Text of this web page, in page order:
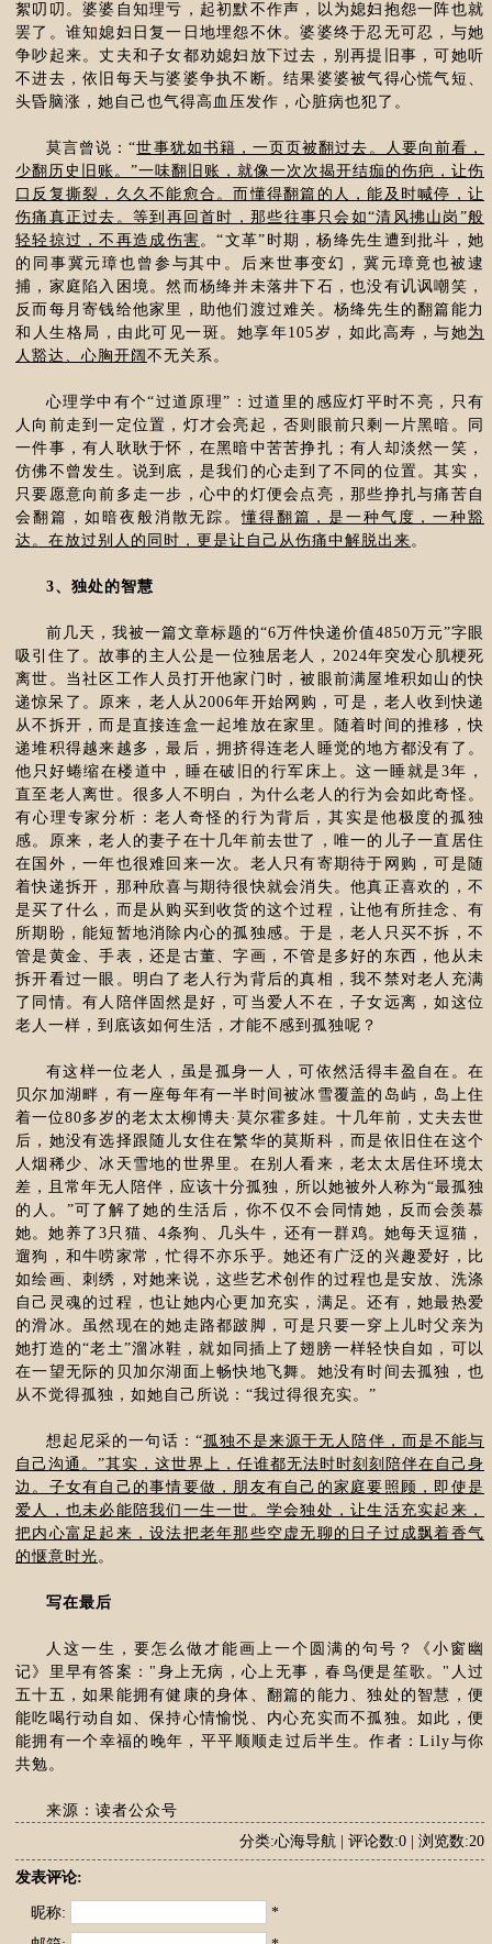
絮叨叨。婆婆自知理亏，起初默不作声，以为媳妇抱怨一阵也就
罢了。谁知媳妇日复一日地埋怨不休。婆婆终于忍无可忍，与她
争吵起来。丈夫和子女都劝媳妇放下过去，别再提旧事，可她听
不进去，依旧每天与婆婆争执不断。结果婆婆被气得心慌气短、
头昏脑涨，她自己也气得高血压发作，心脏病也犯了。
莫言曾说：“世事犹如书籍，一页页被翻过去。人要向前看，
少翻历史旧账。”一味翻旧账，就像一次次揭开结痂的伤疤，让伤
口反复撕裂，久久不能愈合。而懂得翻篇的人，能及时喊停，让
伤痛真正过去。等到再回首时，那些往事只会如“清风拂山岗”般
轻轻掠过，不再造成伤害。“文革”时期，杨绛先生遭到批斗，她
的同事冀元璋也曾参与其中。后来世事变幻，冀元璋竟也被逮
捕，家庭陷入困境。然而杨绛并未落井下石，也没有讥讽嘲笑，
反而每月寄钱给他家里，助他们渡过难关。杨绛先生的翻篇能力
和人生格局，由此可见一斑。她享年105岁，如此高寿，与她为
人豁达、心胸开阔 不无关系。
心理学中有个“过道原理”：过道里的感应灯平时不亮，只有
人向前走到一定位置，灯才会亮起，否则眼前只剩一片黑暗。同
一件事，有人耿耿于怀，在黑暗中苦苦挣扎；有人却淡然一笑，
仿佛不曾发生。说到底，是我们的心走到了不同的位置。其实，
只要愿意向前多走一步，心中的灯便会点亮，那些挣扎与痛苦自
会翻篇，如暗夜般消散无踪。懂得翻篇，是一种气度，一种豁
达。在放过别人的同时，更是让自己从伤痛中解脱出来。
3、独处的智慧
前几天，我被一篇文章标题的“6万件快递价值4850万元”字眼
吸引住了。故事的主人公是一位独居老人，2024年突发心肌梗死
离世。当社区工作人员打开他家门时，被眼前满屋堆积如山的快
递惊呆了。原来，老人从2006年开始网购，可是，老人收到快递
从不拆开，而是直接连盒一起堆放在家里。随着时间的推移，快
递堆积得越来越多，最后，拥挤得连老人睡觉的地方都没有了。
他只好蜷缩在楼道中，睡在破旧的行军床上。这一睡就是3年，
直至老人离世。很多人不明白，为什么老人的行为会如此奇怪。
有心理专家分析：老人奇怪的行为背后，其实是他极度的孤独
感。原来，老人的妻子在十几年前去世了，唯一的儿子一直居住
在国外，一年也很难回来一次。老人只有寄期待于网购，可是随
着快递拆开，那种欣喜与期待很快就会消失。他真正喜欢的，不
是买了什么，而是从购买到收货的这个过程，让他有所挂念、有
所期盼，能短暂地消除内心的孤独感。于是，老人只买不拆，不
管是黄金、手表，还是古董、字画，不管是多好的东西，他从未
拆开看过一眼。明白了老人行为背后的真相，我不禁对老人充满
了同情。有人陪伴固然是好，可当爱人不在，子女远离，如这位
老人一样，到底该如何生活，才能不感到孤独呢？
有这样一位老人，虽是孤身一人，可依然活得丰盈自在。在
贝尔加湖畔，有一座每年有一半时间被冰雪覆盖的岛屿，岛上住
着一位80多岁的老太太柳博夫·莫尔霍多娃。十几年前，丈夫去世
后，她没有选择跟随儿女住在繁华的莫斯科，而是依旧住在这个
人烟稀少、冰天雪地的世界里。在别人看来，老太太居住环境太
差，且常年无人陪伴，应该十分孤独，所以她被外人称为“最孤独
的人。”可了解了她的生活后，你不仅不会同情她，反而会羡慕
她。她养了3只猫、4条狗、几头牛，还有一群鸡。她每天逗猫，
遛狗，和牛唠家常，忙得不亦乐乎。她还有广泛的兴趣爱好，比
如绘画、刺绣，对她来说，这些艺术创作的过程也是安放、洗涤
自己灵魂的过程，也让她内心更加充实，满足。还有，她最热爱
的滑冰。虽然现在的她走路都跛脚，可是只要一穿上儿时父亲为
她打造的“老土”溜冰鞋，就如同插上了翅膀一样轻快自如，可以
在一望无际的贝加尔湖面上畅快地飞舞。她没有时间去孤独，也
从不觉得孤独，如她自己所说：“我过得很充实。”
想起尼采的一句话：“孤独不是来源于无人陪伴，而是不能与
自己沟通。”其实，这世界上，任谁都无法时时刻刻陪伴在自己身
边。子女有自己的事情要做，朋友有自己的家庭要照顾，即使是
爱人，也未必能陪我们一生一世。学会独处，让生活充实起来，
把内心富足起来，设法把老年那些空虚无聊的日子过成飘着香气
的惬意时光。
写在最后
人这一生，要怎么做才能画上一个圆满的句号？《小窗幽
记》里早有答案："身上无病，心上无事，春鸟便是笙歌。"人过
五十五，如果能拥有健康的身体、翻篇的能力、独处的智慧，便
能吃喝行动自如、保持心情愉悦、内心充实而不孤独。如此，便
能拥有一个幸福的晚年，平平顺顺走过后半生。作者：Lily与你
共勉。
来源：读者公众号
分类:心海导航 | 评论数:0 | 浏览数:20
发表评论:
昵称:
*